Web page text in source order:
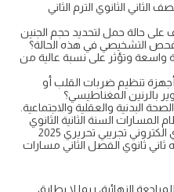
الثانوي الترم الثاني
على حالة حمل لتحديد حجم الجنين
التشخيصي في هذه الحالة؟
وتؤثر على نسبة عالية من
تنظيم ضربات القلب أو
بالرنين المغناطيسي؟
البدنية والعقلية والاجتماعية.
مبادئ العلوم الصحية ١-١ نظام المسارات السنة الثانية الثانوي
ثاني ثانوي الفصل الثاني مسارات
النهائية، ربما لا يطابق